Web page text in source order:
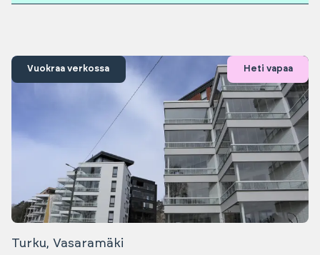
Vuokraa verkossa Heti vapaa
Turku, Vasaramäki